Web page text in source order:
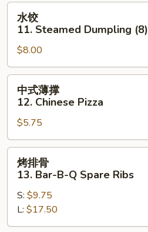
Dumpling
(8)
11.
Steamed
Dumpling
(8)
水饺
11. Steamed Dumpling (8)
$8.00
12.
Chinese
Pizza
中式薄撑
12. Chinese Pizza
$5.75
13.
Bar-
B-
烤排骨
13. Bar-B-Q Spare Ribs
S: $9.75
L: $17.50